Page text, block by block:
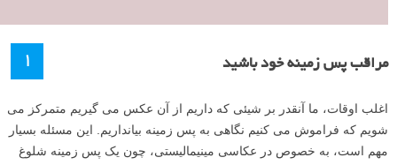
۱ مراقب پس زمینه خود باشید
اغلب اوقات، ما آنقدر بر شیئی که داریم از آن عکس می گیریم متمرکز می
شویم که فراموش می کنیم نگاهی به پس زمینه بیانداریم. این مسئله بسیار
مهم است، به خصوص در عکاسی مینیمالیستی، چون یک پس زمینه شلوغ